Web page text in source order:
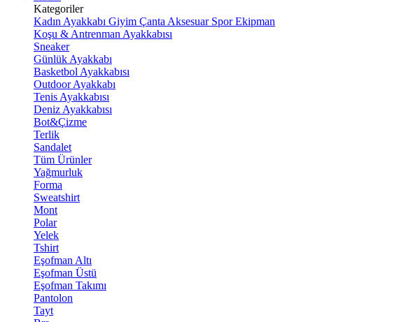
Kategoriler
Kadın Ayakkabı Giyim Çanta Aksesuar Spor Ekipman
Koşu & Antrenman Ayakkabısı
Sneaker
Günlük Ayakkabı
Basketbol Ayakkabısı
Outdoor Ayakkabı
Tenis Ayakkabısı
Deniz Ayakkabısı
Bot&Çizme
Terlik
Sandalet
Tüm Ürünler
Yağmurluk
Forma
Sweatshirt
Mont
Polar
Yelek
Tshirt
Eşofman Altı
Eşofman Üstü
Eşofman Takımı
Pantolon
Tayt